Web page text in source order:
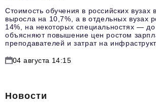
Стоимость обучения в российских вузах
выросла на 10,7%, а в отдельных вузах
14%, на некоторых специальностях — до
объясняют повышение цен ростом
преподавателей и затрат на
04 августа 14:15
Новости